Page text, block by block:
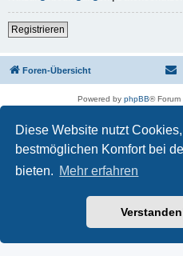
Diese Website nutzt
bestmöglichen Komfort bei
bieten. Mehr erfahren
Registrieren
Foren-Übersicht
Powered by phpBB® Forum
Datenschutz|